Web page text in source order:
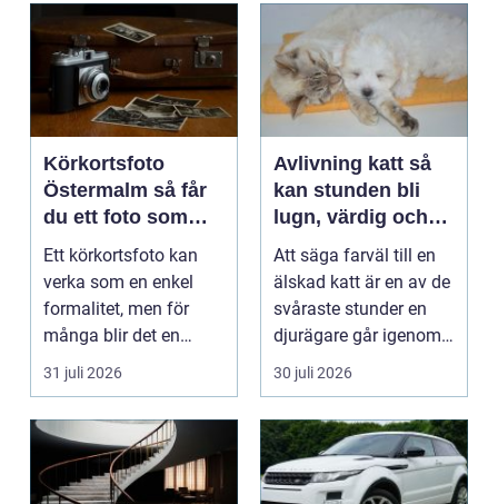
Körkortsfoto
Östermalm så får
du ett foto som
alltid blir godkänt
Ett körkortsfoto kan
verka som en enkel
formalitet, men för
många blir det en
oväntad källa till str...
31 juli 2026
Avlivning katt så
kan stunden bli
lugn, värdig och
trygg
Att säga farväl till en
älskad katt är en av de
svåraste stunder en
djurägare går igenom.
Beslutet o...
30 juli 2026